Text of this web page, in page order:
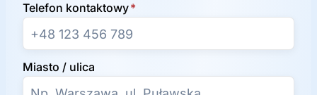
Telefon kontaktowy*
Miasto / ulica